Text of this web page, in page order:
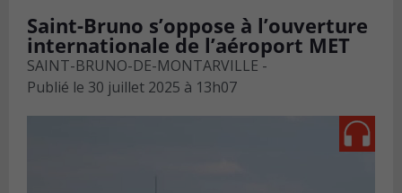
Saint-Bruno s’oppose à l’ouverture
internationale de l’aéroport MET
SAINT-BRUNO-DE-MONTARVILLE -
Publié le 30 juillet 2025 à 13h07